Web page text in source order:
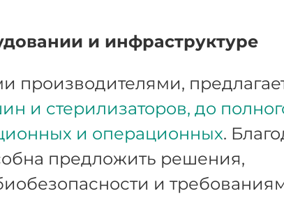
и инфраструктуре
и стерилизаторов, до
и операционных.
предложить решения,
и